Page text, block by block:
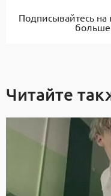
Подписывайтесь на
Читайте